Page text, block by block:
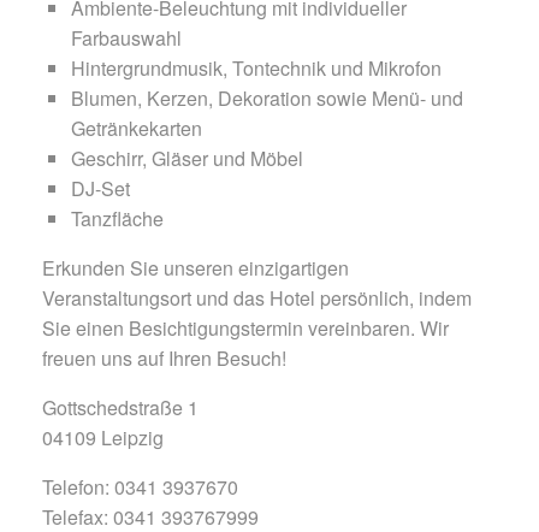
Ambiente-Beleuchtung mit individueller
Farbauswahl
Hintergrundmusik, Tontechnik und Mikrofon
Blumen, Kerzen, Dekoration sowie Menü- und
Getränkekarten
Geschirr, Gläser und Möbel
DJ-Set
Tanzfläche
Erkunden Sie unseren einzigartigen
Veranstaltungsort und das Hotel persönlich, indem
Sie einen Besichtigungstermin vereinbaren. Wir
freuen uns auf Ihren Besuch!
Gottschedstraße 1
04109 Leipzig
Telefon: 0341 3937670
Telefax: 0341 393767999